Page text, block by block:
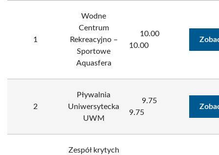
1
Wodne
Centrum
Rekreacyjno –
Sportowe
Aquasfera
10.00
10.00
2
Pływalnia
Uniwersytecka
UWM
9.75
9.75
Zespół krytych